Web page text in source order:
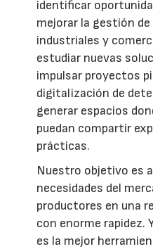
identificar
mejorar la gestión
industriales y
estudiar nuevas
impulsar proyectos
digitalización de
generar espacios
puedan compartir
prácticas.
Nuestro objetivo es
necesidades del
productores en una
con enorme rapidez.
es la mejor